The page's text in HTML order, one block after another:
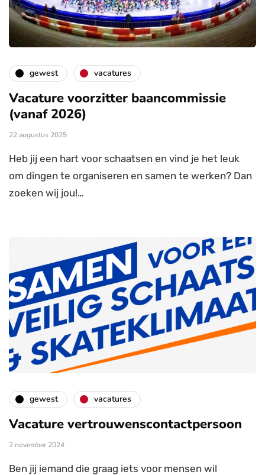
gewest vacatures
Vacature voorzitter baancommissie
(vanaf 2026)
22 augustus 2025
Heb jij een hart voor schaatsen en vind je het leuk
om dingen te organiseren en samen te werken? Dan
zoeken wij jou!…
gewest vacatures
Vacature vertrouwenscontactpersoon
2 november 2024
Ben jij iemand die graag iets voor mensen wil